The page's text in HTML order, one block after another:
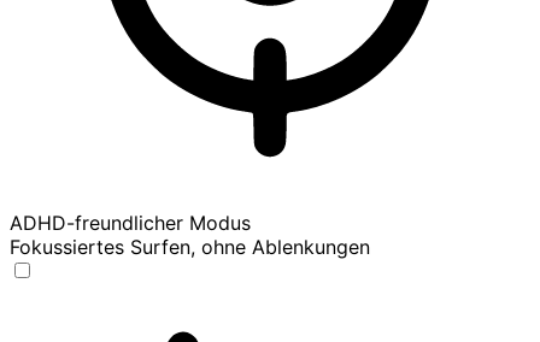
ADHD-freundlicher Modus
Fokussiertes Surfen, ohne Ablenkungen